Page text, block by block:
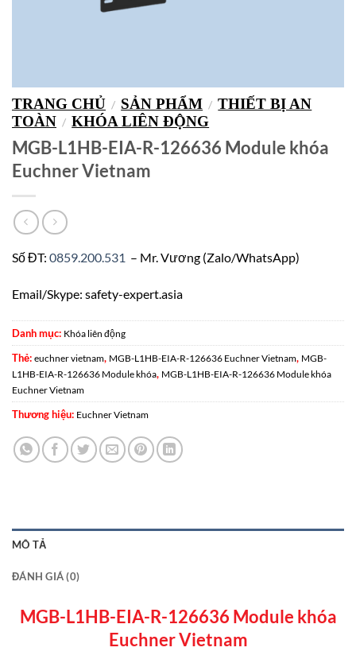
TRANG CHỦ / SẢN PHẨM / THIẾT BỊ AN
TOÀN / KHÓA LIÊN ĐỘNG
MGB-L1HB-EIA-R-126636 Module khóa
Euchner Vietnam
Số ĐT: 0859.200.531 – Mr. Vương (Zalo/WhatsApp)
Email/Skype: safety-expert.asia
Danh mục: Khóa liên động
Thẻ: euchner vietnam, MGB-L1HB-EIA-R-126636 Euchner Vietnam, MGB-
L1HB-EIA-R-126636 Module khóa, MGB-L1HB-EIA-R-126636 Module khóa
Euchner Vietnam
Thương hiệu: Euchner Vietnam
MÔ TẢ
ĐÁNH GIÁ (0)
MGB-L1HB-EIA-R-126636 Module khóa
Euchner Vietnam